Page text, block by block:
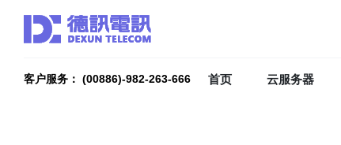
客户服务： (00886)-982-263-666 首页 云服务器